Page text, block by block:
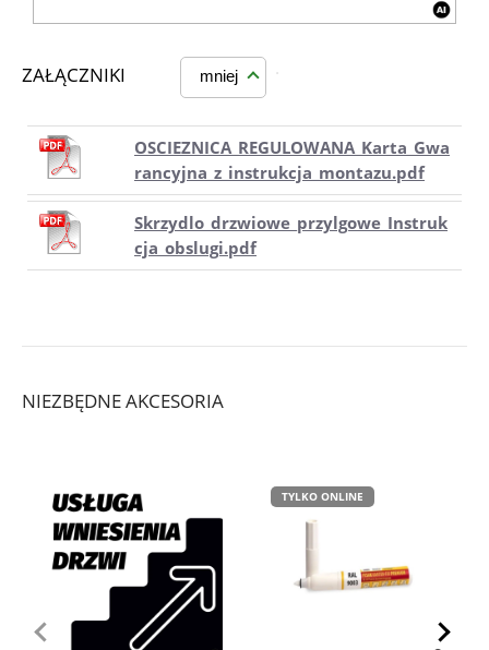
ZAŁĄCZNIKI mniej
OSCIEZNICA_REGULOWANA_Karta_Gwa
rancyjna_z_instrukcja_montazu.pdf
Skrzydlo_drzwiowe_przylgowe_Instruk
cja_obslugi.pdf
NIEZBĘDNE AKCESORIA
TYLKO ONLINE